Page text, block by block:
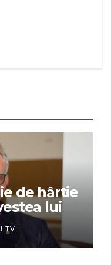
de hârtie
lui
TV